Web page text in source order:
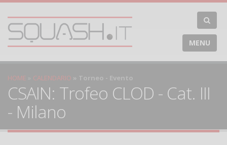
MENU
HOME CALENDARIO Torneo - Evento
CSAIN: Trofeo CLOD - Cat. III
- Milano